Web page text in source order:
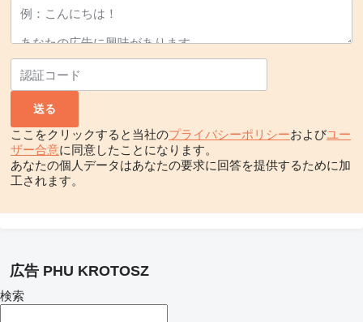
ここをクリックすると当社のプライバシーポリシーおよびユー
ザー合意に同意したことになります。
あなたの個人データはあなたの要求に回答を提供するために加
工されます。
広告 PHU KROTOSZ
検索